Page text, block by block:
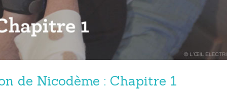
de Nicodème : Chapitre 1